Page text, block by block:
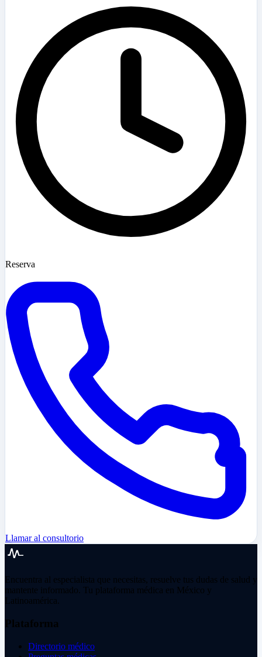
Reserva
Llamar al consultorio
Encuentra al especialista que necesitas, resuelve tus dudas de salud y
mantente informado. Tu plataforma médica en México y
Latinoamérica.
Plataforma
Directorio médico